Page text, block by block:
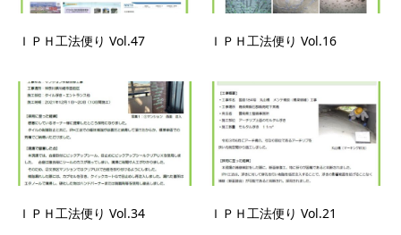
ＩＰＨ工法便り Vol.47 ＩＰＨ工法便り Vol.16
ＩＰＨ工法便り Vol.34 ＩＰＨ工法便り Vol.21